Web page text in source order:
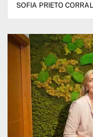
SOFIA PRIETO